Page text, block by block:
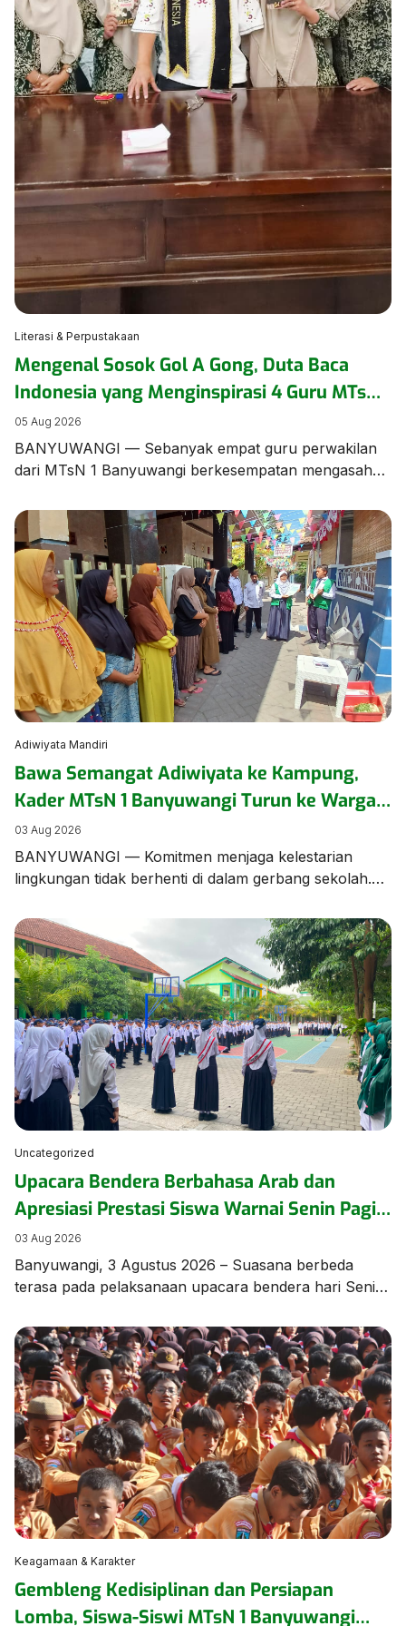
Literasi & Perpustakaan
Mengenal Sosok Gol A Gong, Duta Baca
Indonesia yang Menginspirasi 4 Guru MTsN 1
Banyuwangi dalam Bimtek Menulis Fiksi
Mini
05 Aug 2026
BANYUWANGI — Sebanyak empat guru perwakilan
dari MTsN 1 Banyuwangi berkesempatan mengasah
Menulis Fiksi yang diselenggarakan oleh Dinas
Perpustakaan dan Kearsipan (Dispusip) Kabupaten
Banyuwangi berkolaborasi dengan Dinas Pendidikan
Kabupaten Banyuwangi. Kegiatan berharga ini
menghadirkan sastrawan terkemuka tanah air
sekaligus Duta Baca Indonesia, Gol A Gong, bersama
Komunitas Sahabat Gol […]
Adiwiyata Mandiri
Bawa Semangat Adiwiyata ke Kampung,
Kader MTsN 1 Banyuwangi Turun ke Warga
Edukasi Pengelolaan Sampah
03 Aug 2026
BANYUWANGI — Komitmen menjaga kelestarian
lingkungan tidak berhenti di dalam gerbang sekolah.
langsung ke lingkungan kampung sekitar untuk
menggelar aksi kampanye dan edukasi pengelolaan
sampah bersama warga masyarakat. Aksi ini
merupakan bentuk kepedulian nyata MTsN 1
Banyuwangi dalam merajut sinergi dengan warga
sekitar. Dalam kegiatan tersebut, para […]
Uncategorized
Upacara Bendera Berbahasa Arab dan
Apresiasi Prestasi Siswa Warnai Senin Pagi
di MTsN 1 Banyuwangi
03 Aug 2026
Banyuwangi, 3 Agustus 2026 – Suasana berbeda
terasa pada pelaksanaan upacara bendera hari Senin,
Seluruh rangkaian upacara dilaksanakan
menggunakan Bahasa Arab sebagai bagian dari
program pembiasaan berbahasa asing yang terus
dikembangkan oleh madrasah guna meningkatkan
kemampuan komunikasi peserta didik. Upacara
berlangsung dengan tertib, khidmat, dan penuh
semangat, […]
Keagamaan & Karakter
Gembleng Kedisiplinan dan Persiapan
Lomba, Siswa-Siswi MTsN 1 Banyuwangi